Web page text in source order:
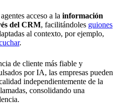
acceso a la información
del CRM, facilitándoles guiones
al contexto, por ejemplo,
.
de cliente más fiable y
por IA, las empresas pueden
independientemente de la
consolidando una